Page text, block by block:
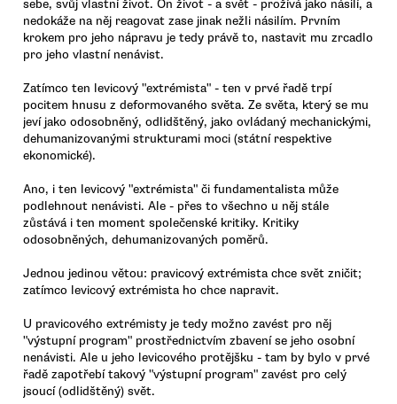
sebe, svůj vlastní život. On život - a svět - prožívá jako násilí, a
nedokáže na něj reagovat zase jinak nežli násilím. Prvním
krokem pro jeho nápravu je tedy právě to, nastavit mu zrcadlo
pro jeho vlastní nenávist.
Zatímco ten levicový "extrémista" - ten v prvé řadě trpí
pocitem hnusu z deformovaného světa. Ze světa, který se mu
jeví jako odosobněný, odlidštěný, jako ovládaný mechanickými,
dehumanizovanými strukturami moci (státní respektive
ekonomické).
Ano, i ten levicový "extrémista" či fundamentalista může
podlehnout nenávisti. Ale - přes to všechno u něj stále
zůstává i ten moment společenské kritiky. Kritiky
odosobněných, dehumanizovaných poměrů.
Jednou jedinou větou: pravicový extrémista chce svět zničit;
zatímco levicový extrémista ho chce napravit.
U pravicového extrémisty je tedy možno zavést pro něj
"výstupní program" prostřednictvím zbavení se jeho osobní
nenávisti. Ale u jeho levicového protějšku - tam by bylo v prvé
řadě zapotřebí takový "výstupní program" zavést pro celý
jsoucí (odlidštěný) svět.